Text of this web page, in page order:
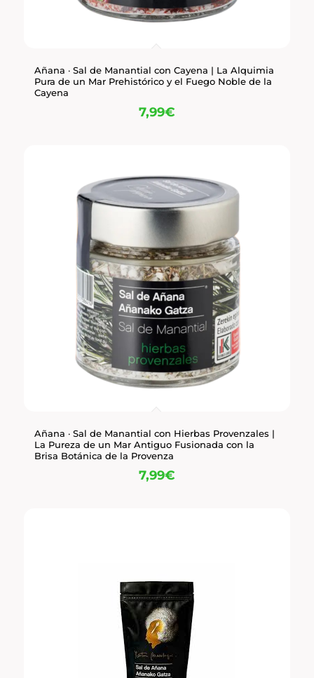
Añana · Sal de Manantial con Cayena | La Alquimia
Pura de un Mar Prehistórico y el Fuego Noble de la
Cayena
7,99€
Añana · Sal de Manantial con Hierbas Provenzales |
La Pureza de un Mar Antiguo Fusionada con la
Brisa Botánica de la Provenza
7,99€